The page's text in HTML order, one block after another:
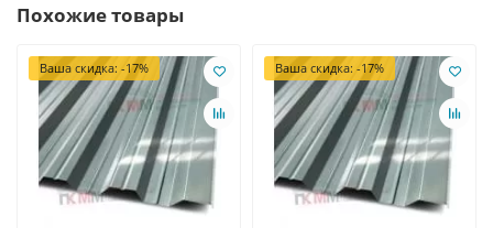
Похожие товары
Ваша скидка: -17% Ваша скидка: -17%